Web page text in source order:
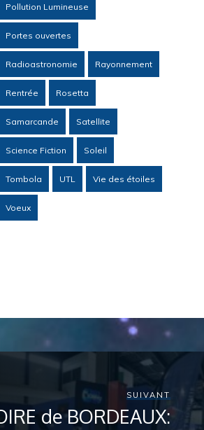
Pollution Lumineuse
Portes ouvertes
Radioastronomie Rayonnement
Rentrée Rosetta
Samarcande Satellite
Science Fiction Soleil
Tombola UTL Vie des étoiles
Voeux
SUIVANT
de BORDEAUX: